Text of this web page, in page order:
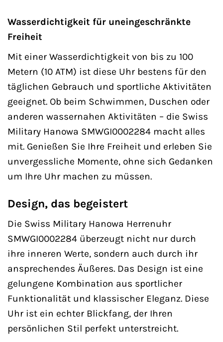
Wasserdichtigkeit für uneingeschränkte
Freiheit
Mit einer Wasserdichtigkeit von bis zu 100
Metern (10 ATM) ist diese Uhr bestens für den
täglichen Gebrauch und sportliche Aktivitäten
geeignet. Ob beim Schwimmen, Duschen oder
anderen wassernahen Aktivitäten – die Swiss
Military Hanowa SMWGI0002284 macht alles
mit. Genießen Sie Ihre Freiheit und erleben Sie
unvergessliche Momente, ohne sich Gedanken
um Ihre Uhr machen zu müssen.
Design, das begeistert
Die Swiss Military Hanowa Herrenuhr
SMWGI0002284 überzeugt nicht nur durch
ihre inneren Werte, sondern auch durch ihr
ansprechendes Äußeres. Das Design ist eine
gelungene Kombination aus sportlicher
Funktionalität und klassischer Eleganz. Diese
Uhr ist ein echter Blickfang, der Ihren
persönlichen Stil perfekt unterstreicht.